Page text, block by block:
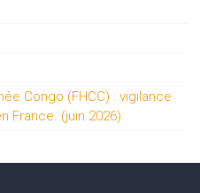
Congo (FHCC) : vigilance
France. (juin 2026)